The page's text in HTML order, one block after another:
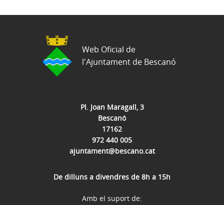
Pl. Joan Maragall, 3
Bescanó
17162
972 440 005
ajuntament@bescano.cat
De dilluns a divendres de 8h a 15h
Web Oficial de
l'Ajuntament de Bescanó
Amb el suport de: